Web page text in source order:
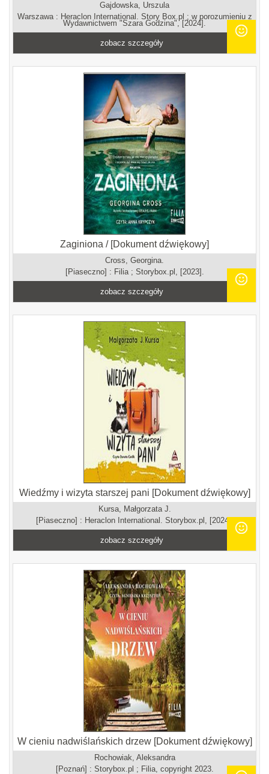
Gajdowska, Urszula
Warszawa : Heraclon International. Story Box.pl ; w porozumieniu z
Wydawnictwem "Szara Godzina", [2024].
zobacz szczegóły
Zaginiona / [Dokument dźwiękowy]
Cross, Georgina.
[Piaseczno] : Filia ; Storybox.pl, [2023].
zobacz szczegóły
Wiedźmy i wizyta starszej pani [Dokument dźwiękowy]
Kursa, Małgorzata J.
[Piaseczno] : Heraclon International. Storybox.pl, [2024].
zobacz szczegóły
W cieniu nadwiślańskich drzew [Dokument dźwiękowy]
Rochowiak, Aleksandra
[Poznań] : Storybox.pl ; Filia, copyright 2023.